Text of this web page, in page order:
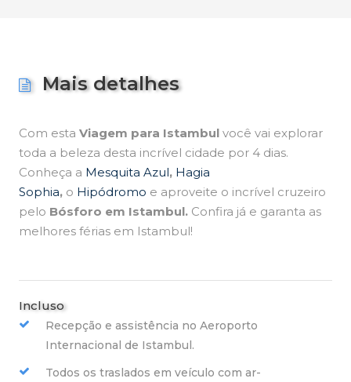
Mais detalhes
Com esta Viagem para Istambul você vai explorar
toda a beleza desta incrível cidade por 4 dias.
Conheça a Mesquita Azul, Hagia
Sophia, o Hipódromo e aproveite o incrível cruzeiro
pelo Bósforo em Istambul. Confira já e garanta as
melhores férias em Istambul!
Incluso
Recepção e assistência no Aeroporto
Internacional de Istambul.
Todos os traslados em veículo com ar-